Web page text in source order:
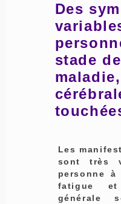
Des
stade
Les
sont très
personne à
fatigue
générale